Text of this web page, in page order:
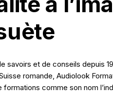
savoirs et de conseils depuis
romande, Audiolook
formations comme son nom